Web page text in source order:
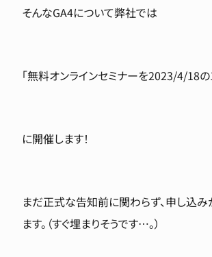
そんなGA4について弊社では
「無料オンラインセミナーを2023/4/18
に開催します！
まだ正式な告知前に関わらず、申し込み
ます。（すぐ埋まりそうです…。）